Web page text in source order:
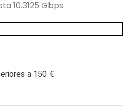
10.3125 Gbps
a 150 €